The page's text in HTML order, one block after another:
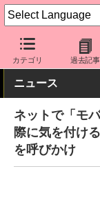
カテゴリ 過去記事
ケータイ Watch 業
ニュース
ネットで「モ
際に気を付け
を呼びかけ